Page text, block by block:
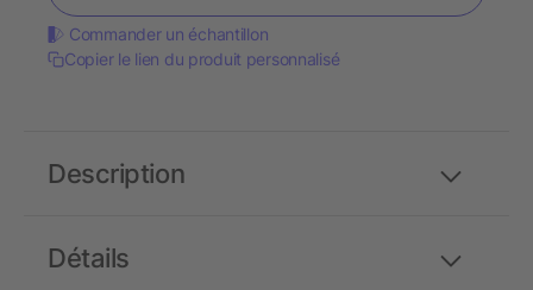
Commander un échantillon
Copier le lien du produit personnalisé
Détails
Description